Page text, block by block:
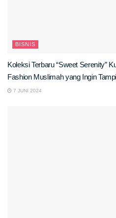
BISNIS
Koleksi Terbaru “Sweet Serenity”
Fashion Muslimah yang Ingin
7 JUNI 2024